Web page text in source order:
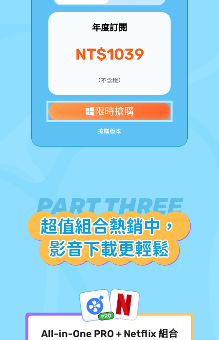
年度訂閱
NT$1039
（不含稅）
限時搶購
>> 搶購 Mac 版本
All-in-One PRO + Netflix 組合